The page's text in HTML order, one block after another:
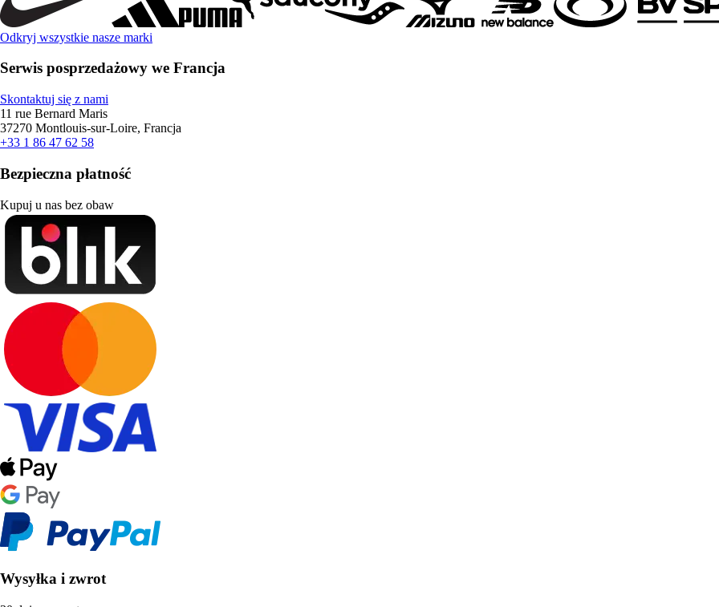
Odkryj wszystkie nasze marki
Serwis posprzedażowy we Francja
Skontaktuj się z nami
11 rue Bernard Maris
37270 Montlouis-sur-Loire, Francja
+33 1 86 47 62 58
Bezpieczna płatność
Kupuj u nas bez obaw
Wysyłka i zwrot